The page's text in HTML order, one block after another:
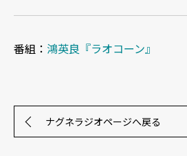
番組： 鴻英良『ラオコーン』
ナグネラジオページへ戻る